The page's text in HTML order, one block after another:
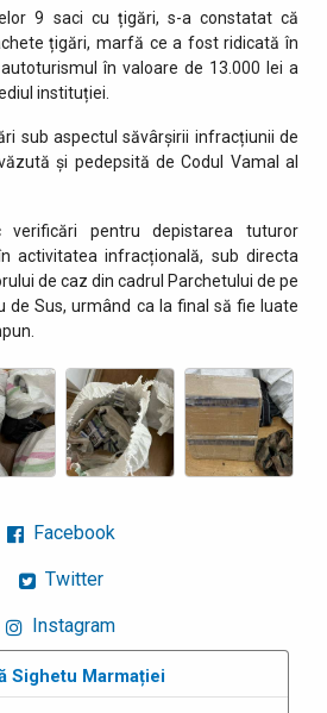
9 saci cu țigări, s-a constatat că
țigări, marfă ce a fost ridicată în
în valoare de 13.000 lei a
instituției.
sub aspectul săvârșirii infracțiunii de
și pedepsită de Codul Vamal al
verificări pentru depistarea tuturor
activitatea infracțională, sub directa
de caz din cadrul Parchetului de pe
de Sus, urmând ca la final să fie luate
Facebook
Twitter
Instagram
Sighetu Marmației